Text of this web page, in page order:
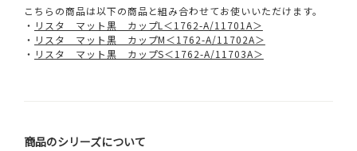
こちらの商品は以下の商品と組み合わせてお使いいただけます。
・ リスタ マット黒 カップL＜1762-A/11701A＞
・ リスタ マット黒 カップM＜1762-A/11702A＞
・ リスタ マット黒 カップS＜1762-A/11703A＞
商品のシリーズについて